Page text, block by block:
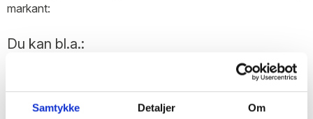
Samtykke Detaljer Om
markant:
Du kan bl.a.: